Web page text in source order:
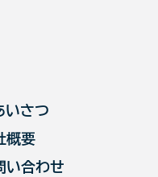
いさつ
概要
い合わせ